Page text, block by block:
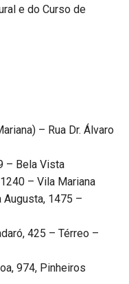
e do Curso de
– Rua Dr. Álvaro
– Bela Vista
– Vila Mariana
Augusta, 1475 –
425 – Térreo –
974, Pinheiros